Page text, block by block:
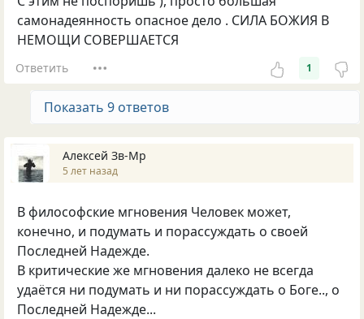
самонадеянность опасное дело . СИЛА БОЖИЯ В
НЕМОЩИ СОВЕРШАЕТСЯ
Ответить 1
Показать 9 ответов
Алексей Зв-Mp
5 лет назад
В философские мгновения Человек может,
конечно, и подумать и порассуждать о своей
Последней Надежде.
В критические же мгновения далеко не всегда
удаётся ни подумать и ни порассуждать о Боге.., о
Последней Надежде...